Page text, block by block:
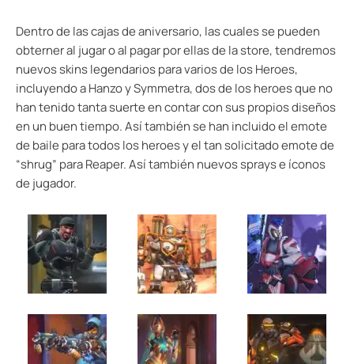
Dentro de las cajas de aniversario, las cuales se pueden
obterner al jugar o al pagar por ellas de la store, tendremos
nuevos skins legendarios para varios de los Heroes,
incluyendo a Hanzo y Symmetra, dos de los heroes que no
han tenido tanta suerte en contar con sus propios diseños
en un buen tiempo. Así también se han incluido el emote
de baile para todos los heroes y el tan solicitado emote de
“shrug” para Reaper. Así también nuevos sprays e íconos
de jugador.